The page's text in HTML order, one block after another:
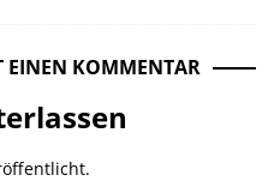
EINEN KOMMENTAR